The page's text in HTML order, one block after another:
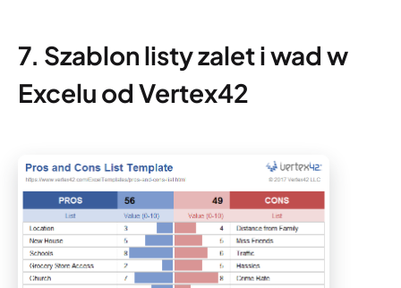
7. Szablon listy zalet i wad w
Excelu od Vertex42